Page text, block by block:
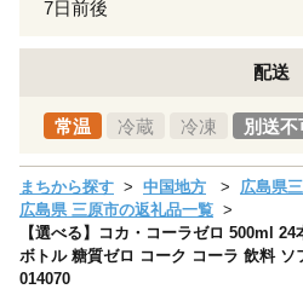
7日前後
配送
常温 冷蔵 冷凍 別送不
まちから探す 中国地方
広島県
広島県 三原市の返礼品一覧
【選べる】コカ・コーラゼロ 500ml
ボトル 糖質ゼロ コーク コーラ 飲料
014070